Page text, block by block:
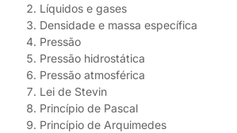
Líquidos e gases
Densidade e massa específica
Pressão
Pressão hidrostática
Pressão atmosférica
Lei de Stevin
Princípio de Pascal
Princípio de Arquimedes